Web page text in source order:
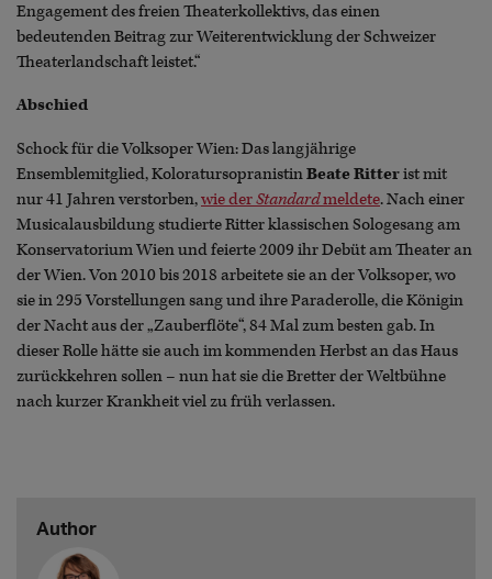
Engagement des freien Theaterkollektivs, das einen
bedeutenden Beitrag zur Weiterentwicklung der Schweizer
Theaterlandschaft leistet.“
Abschied
Schock für die Volksoper Wien: Das langjährige
Ensemblemitglied, KoloratursopranistinBeate Ritterist mit
nur 41 Jahren verstorben,wie derStandardmeldete. Nach einer
Musicalausbildung studierte Ritter klassischen Sologesang am
Konservatorium Wien und feierte 2009 ihr Debüt am Theater an
der Wien. Von 2010 bis 2018 arbeitete sie an der Volksoper, wo
sie in 295 Vorstellungen sang und ihre Paraderolle, die Königin
der Nacht aus der „Zauberflöte“, 84 Mal zum besten gab. In
dieser Rolle hätte sie auch im kommenden Herbst an das Haus
zurückkehren sollen – nun hat sie die Bretter der Weltbühne
nach kurzer Krankheit viel zu früh verlassen.
Author